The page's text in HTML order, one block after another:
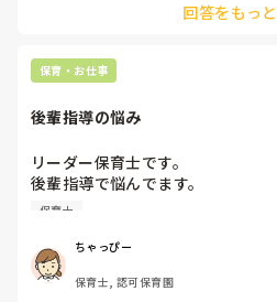
回答をもっ
保育・お仕事
後輩指導の悩み
リーダー保育士です。
後輩指導で悩んでます。
初めて年長を持つ後輩がいますが
いで様子見てると直前になるまで
り
他の職員に聞いてる様子もなくて
保育士
ちゃっぴー
保育士, 認可保育園